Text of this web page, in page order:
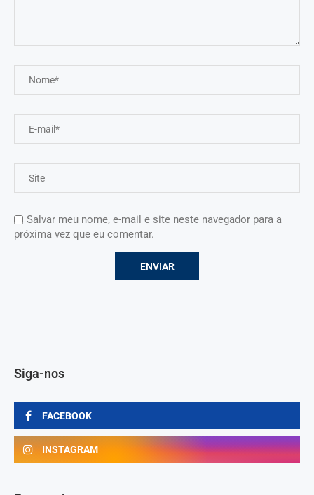
Salvar meu nome, e-mail e site neste navegador para a
próxima vez que eu comentar.
Siga-nos
FACEBOOK
INSTAGRAM